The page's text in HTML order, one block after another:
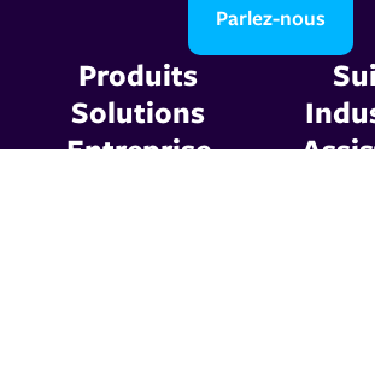
Parlez-nous
Produits
Solutions
Entreprise